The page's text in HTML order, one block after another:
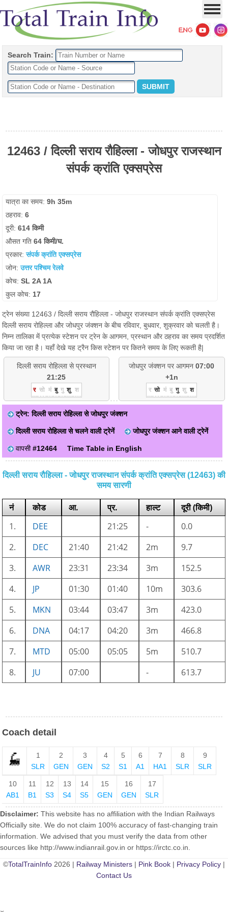
Search Train:
12463 / दिल्ली सराय रौहिल्ला - जोधपुर राजस्थान
संपर्क क्रांति एक्सप्रेस
यात्रा का समय:9h 35m
ठहराव:6
दूरी:614 किमी
औसत गति64 किमी/घ.
प्रकार:संपर्क क्रांति एक्सप्रेस
जोन:उत्तर पश्चिम रेलवे
कोच:SL 2A 1A
कुल कोच: 17
ट्रेन संख्या 12463 / दिल्ली सराय रौहिल्ला - जोधपुर राजस्थान संपर्क क्रांति एक्सप्रेस
दिल्ली सराय रोहिल्ला और जोधपुर जंक्शन के बीच रविवार, बुधवार, शुक्रवार को चलती है।
निम्न तालिका में प्रत्येक स्टेशन पर ट्रेन के आगमन, प्रस्थान और ठहराव का समय प्रदर्शित
किया जा रहा है। यहाँ देखे यह ट्रैन किस स्टेशन पर कितने समय के लिए रूकती है|
दिल्ली सराय रोहिल्ला से प्रस्थान
21:25
र सो मं बु गु शु श
जोधपुर जंक्शन पर आगमन 07:00
+1n
र सो मं बु गु शु श
ट्रेन: दिल्ली सराय रोहिल्ला से जोधपुर जंक्शन
दिल्ली सराय रोहिल्ला से चलने वाली ट्रेनें जोधपुर जंक्शन आने वाली ट्रेनें
वापसी#12464 Time Table in English
दिल्ली सराय रौहिल्ला - जोधपुर राजस्थान संपर्क क्रांति एक्सप्रेस (12463) की
समय सारणी
नं कोड आ. प्र. हाल्ट
दूरी (किमी)
1.
DEE 21:25 -
0.0
2.
DEC 21:40 21:42 2m
9.7
3.
AWR 23:31 23:34 3m
152.5
4.
JP 01:30 01:40 10m
303.6
5.
MKN 03:44 03:47 3m
423.0
6.
DNA 04:17 04:20 3m
466.8
7.
MTD 05:00 05:05 5m
510.7
8.
JU 07:00 - 613.7
Coach detail
1
SLR
2
GEN
3
GEN
4
S2
5
S1
6
A1
7
HA1
8
SLR
9
SLR
10
AB1
11
B1
12
S3
13
S4
14
S5
15
GEN
16
GEN
17
SLR
Disclaimer: This website has no affiliation with the Indian Railways
Officially site. We do not claim 100% accuracy of fast-changing train
information. We advised that you must verify the data from other
sources like http://www.indianrail.gov.in or https://irctc.co.in.
©TotalTrainInfo 2026 | Railway Ministers | Pink Book | Privacy Policy |
Contact Us